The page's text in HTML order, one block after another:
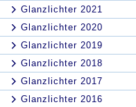
Glanzlichter 2021
Glanzlichter 2020
Glanzlichter 2019
Glanzlichter 2018
Glanzlichter 2017
Glanzlichter 2016